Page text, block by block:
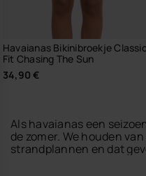
Havaianas Bikinibroekje Classic
Fit Chasing The Sun
34,90 €
Als havaianas een
de zomer. We houden
strandplannen en dat